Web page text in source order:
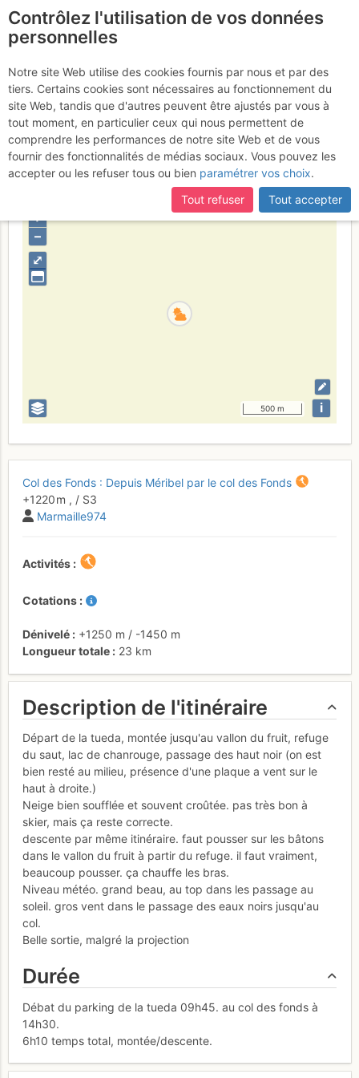
Col des Fonds : Depuis
Méribel par le col des
Fonds
Lundi 13 février 2017
Savoie
⤢
+
–
500 m i
Col des Fonds : Depuis Méribel par le col des Fonds
+1220 m , / S3
Marmaille974
Activités
Cotations
Dénivelé +1250 m / -1450 m
Longueur totale
23 km
Description de l'itinéraire
Départ de la tueda, montée jusqu'au vallon du fruit, refuge
du saut, lac de chanrouge, passage des haut noir (on est
bien resté au milieu, présence d'une plaque a vent sur le
haut à droite.)
Neige bien soufflée et souvent croûtée. pas très bon à
skier, mais ça reste correcte.
descente par même itinéraire. faut pousser sur les bâtons
dans le vallon du fruit à partir du refuge. il faut vraiment,
beaucoup pousser. ça chauffe les bras.
Niveau météo. grand beau, au top dans les passage au
soleil. gros vent dans le passage des eaux noirs jusqu'au
col.
Belle sortie, malgré la projection
Durée
Débat du parking de la tueda 09h45. au col des fonds à
14h30.
6h10 temps total, montée/descente.
Contrôlez l'utilisation de vos données
personnelles
Notre site Web utilise des cookies fournis par nous et par des
tiers. Certains cookies sont nécessaires au fonctionnement du
site Web, tandis que d'autres peuvent être ajustés par vous à
tout moment, en particulier ceux qui nous permettent de
comprendre les performances de notre site Web et de vous
fournir des fonctionnalités de médias sociaux. Vous pouvez les
accepter ou les refuser tous ou bien paramétrer vos choix.
Tout refuser
Tout accepter